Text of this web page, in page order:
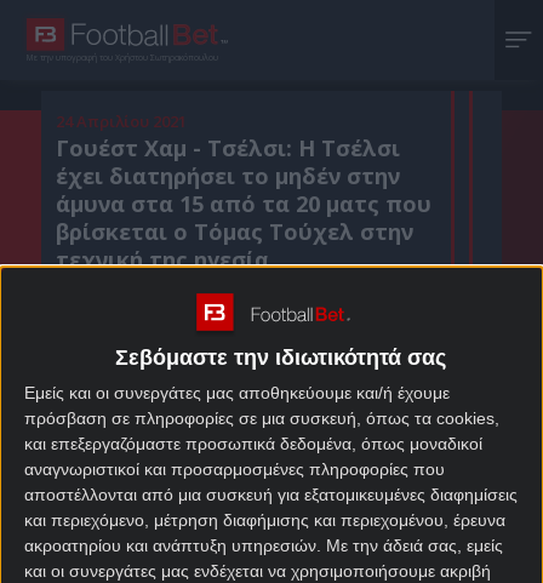
Σεβόμαστε την ιδιωτικότητά σας
Εμείς και οι συνεργάτες μας αποθηκεύουμε και/ή έχουμε
πρόσβαση σε πληροφορίες σε μια συσκευή, όπως τα cookies,
και επεξεργαζόμαστε προσωπικά δεδομένα, όπως μοναδικοί
αναγνωριστικοί και προσαρμοσμένες πληροφορίες που
αποστέλλονται από μια συσκευή για εξατομικευμένες διαφημίσεις
και περιεχόμενο, μέτρηση διαφήμισης και περιεχομένου, έρευνα
ακροατηρίου και ανάπτυξη υπηρεσιών. Με την άδειά σας, εμείς
και οι συνεργάτες μας ενδέχεται να χρησιμοποιήσουμε ακριβή
Με την υπογραφή του Χρήστου Σωτηρακόπουλου
24 Απριλίου 2021
Γουέστ Χαμ - Τσέλσι: Η Τσέλσι
έχει διατηρήσει το μηδέν στην
άμυνα στα 15 από τα 20 ματς που
βρίσκεται ο Τόμας Τούχελ στην
τεχνική της ηγεσία.
Κοιν. :
Πρόσθεσε το Footballbet.gr στην Google
ΣΤΟΙΧΗΜΑΤΙΚΕΣ ΠΡΟΣΦΟΡΕΣ *